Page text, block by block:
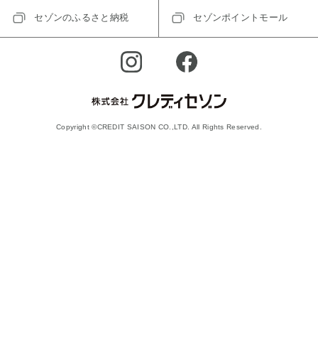
セゾンのふるさと納税 セゾンポイントモール
Copyright ©CREDIT SAISON CO.,LTD. All Rights Reserved.